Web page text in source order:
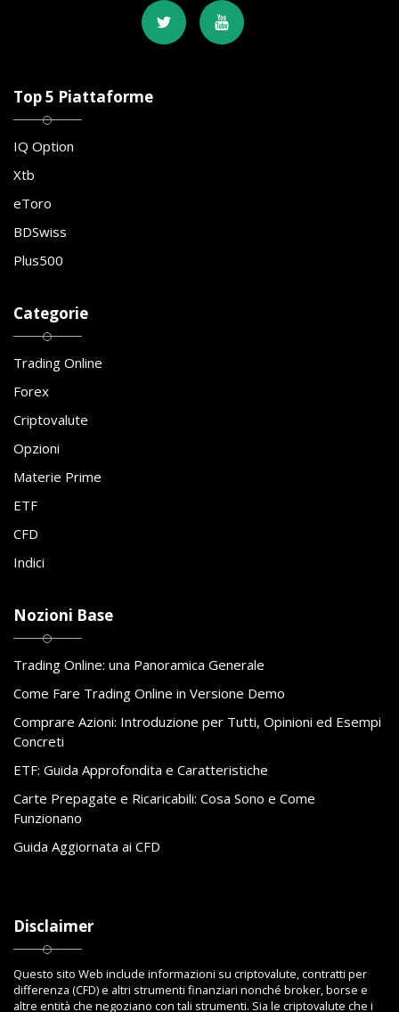
Top 5 Piattaforme
IQ Option
Xtb
eToro
BDSwiss
Plus500
Categorie
Trading Online
Forex
Criptovalute
Opzioni
Materie Prime
ETF
CFD
Indici
Nozioni Base
Trading Online: una Panoramica Generale
Come Fare Trading Online in Versione Demo
Comprare Azioni: Introduzione per Tutti, Opinioni ed Esempi
Concreti
ETF: Guida Approfondita e Caratteristiche
Carte Prepagate e Ricaricabili: Cosa Sono e Come
Funzionano
Guida Aggiornata ai CFD
Disclaimer
Questo sito Web include informazioni su criptovalute, contratti per
differenza (CFD) e altri strumenti finanziari nonché broker, borse e
altre entità che negoziano con tali strumenti. Sia le criptovalute che i